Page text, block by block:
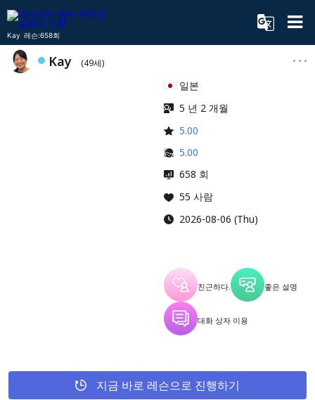
Kay 레슨:658회
Kay (49세)
일본
5 년 2 개월
5.00
5.00
658 회
55 사람
2026-08-06 (Thu)
친근하다. 좋은 설명
대화 상자 이용
지금 바로 레슨으로 진행하기